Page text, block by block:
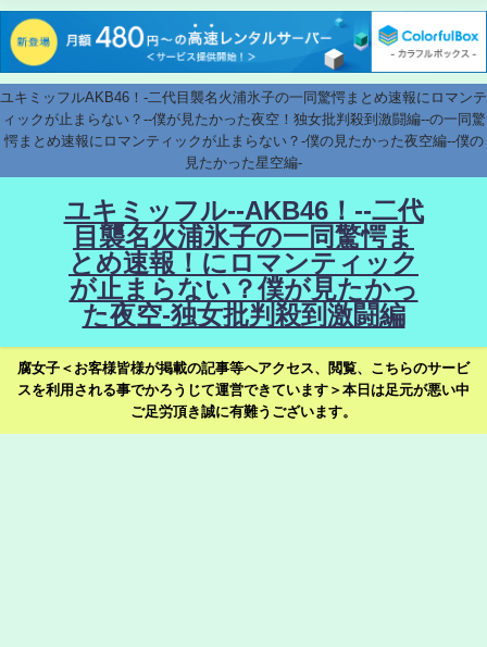
ユキミッフルAKB46！-二代目襲名火浦氷子の一同驚愕まとめ速報にロマンテ
ィックが止まらない？--僕が見たかった夜空！独女批判殺到激闘編--の一同驚
愕まとめ速報にロマンティックが止まらない？-僕の見たかった夜空編--僕の
見たかった星空編-
ユキミッフル--AKB46！--二代
目襲名火浦氷子の一同驚愕ま
とめ速報！にロマンティック
が止まらない？僕が見たかっ
た夜空-独女批判殺到激闘編
腐女子＜お客様皆様が掲載の記事等へアクセス、閲覧、こちらのサービ
スを利用される事でかろうじて運営できています＞本日は足元が悪い中
ご足労頂き誠に有難うございます。